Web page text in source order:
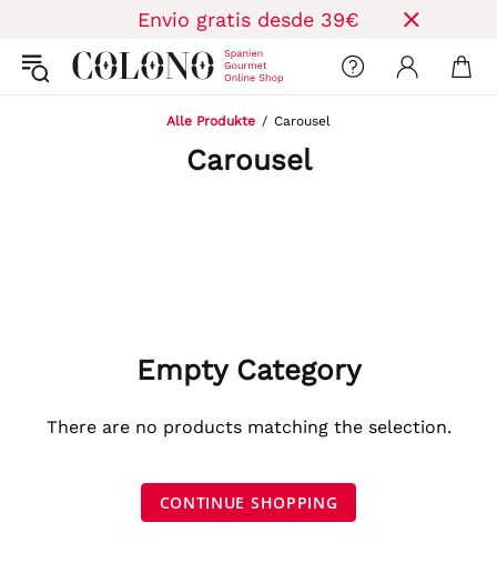
Envio gratis desde 39€
Alle Produkte Carousel
Carousel
Empty Category
There are no products matching the selection.
CONTINUE SHOPPING